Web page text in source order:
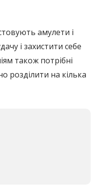
амулети і
і захистити себе
також потрібні
розділити на кілька